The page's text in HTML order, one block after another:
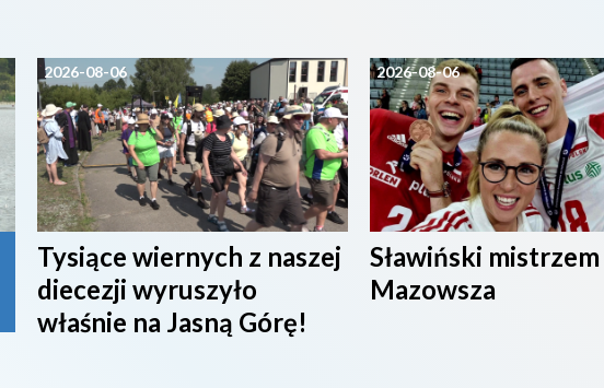
2026-08-06
Tysiące wiernych z naszej
diecezji wyruszyło
właśnie na Jasną Górę!
2026-08-06
Sławiński mistrzem
Mazowsza